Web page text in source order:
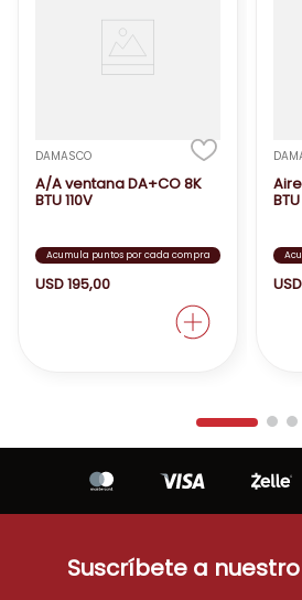
DAMASCO
A/A ventana DA+CO 8K
BTU 110V
Acumula puntos por cada compra
USD195,00 USD
Suscríbete a